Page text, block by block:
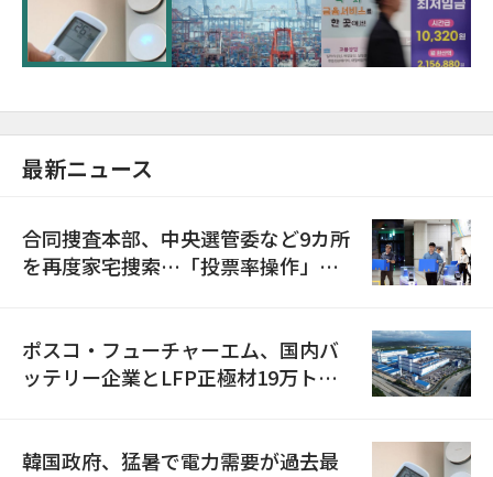
に需給対応体制を点検
最新ニュース
合同捜査本部、中央選管委など9カ所
を再度家宅捜索…「投票率操作」の
ポスコ・フューチャーエム、国内バ
ッテリー企業とLFP正極材19万トン
韓国政府、猛暑で電力需要が過去最